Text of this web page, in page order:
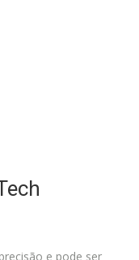
e pode ser